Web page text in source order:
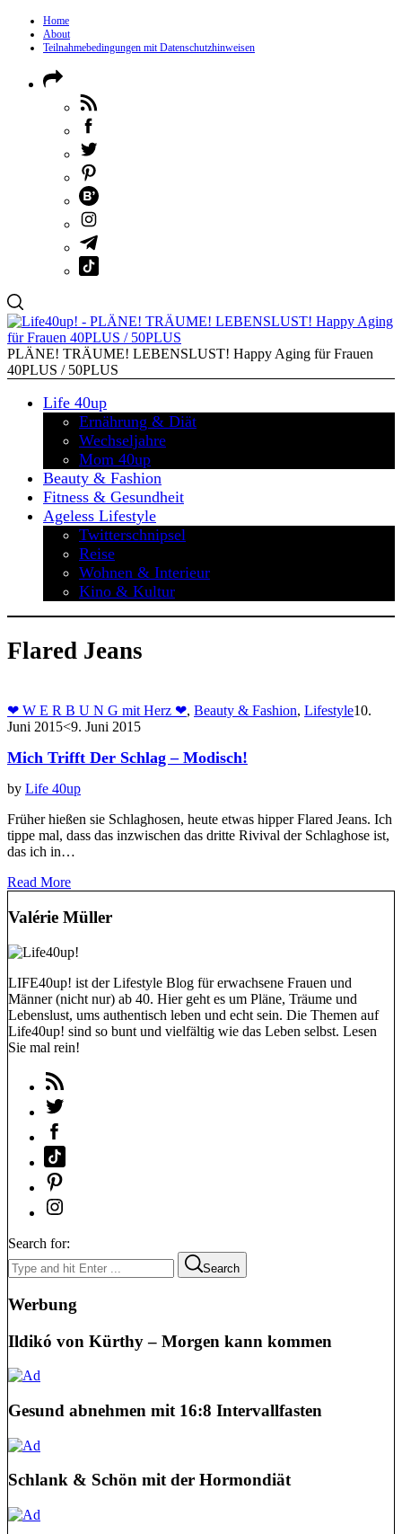
Home
About
Teilnahmebedingungen mit Datenschutzhinweisen
PLÄNE! TRÄUME! LEBENSLUST! Happy Aging für Frauen
40PLUS / 50PLUS
Life 40up
Ernährung & Diät
Wechseljahre
Mom 40up
Beauty & Fashion
Fitness & Gesundheit
Ageless Lifestyle
Twitterschnipsel
Reise
Wohnen & Interieur
Kino & Kultur
Flared Jeans
❤ W E R B U N G mit Herz ❤, Beauty & Fashion, Lifestyle10.
Juni 2015<9. Juni 2015
Mich Trifft Der Schlag – Modisch!
by Life 40up
Früher hießen sie Schlaghosen, heute etwas hipper Flared Jeans. Ich
tippe mal, dass das inzwischen das dritte Rivival der Schlaghose ist,
das ich in…
Read More
Valérie Müller
LIFE40up! ist der Lifestyle Blog für erwachsene Frauen und
Männer (nicht nur) ab 40. Hier geht es um Pläne, Träume und
Lebenslust, ums authentisch leben und echt sein. Die Themen auf
Life40up! sind so bunt und vielfältig wie das Leben selbst. Lesen
Sie mal rein!
Search for:
Search
Werbung
Ildikó von Kürthy – Morgen kann kommen
Gesund abnehmen mit 16:8 Intervallfasten
Schlank & Schön mit der Hormondiät